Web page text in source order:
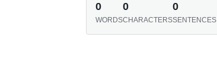
0
WORDS
0
CHARACTERS
0
SENTENCES